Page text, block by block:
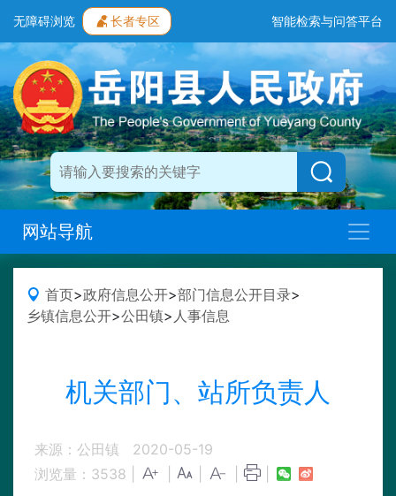
无障碍浏览 长者专区 智能检索与问答平台
网站导航
首页>政府信息公开>部门信息公开目录>
乡镇信息公开>公田镇> 人事信息
机关部门、站所负责人
来源：公田镇
2020-05-19
浏览量： 3538